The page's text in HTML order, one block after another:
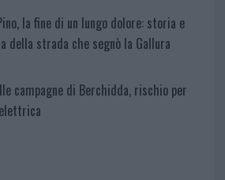
la fine di un lungo dolore: storia e
della strada che segnò la Gallura
campagne di Berchidda, rischio per